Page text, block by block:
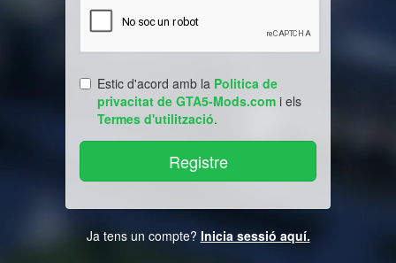
Estic d'acord amb la Politica de
privacitat de GTA5-Mods.com i els
Termes d'utilització.
Ja tens un compte? Inicia sessió aquí.